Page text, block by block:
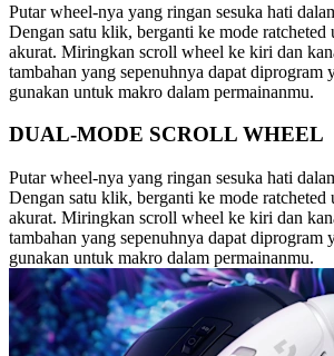
Putar wheel-nya yang ringan sesuka hati
Dengan satu klik, berganti ke mode
akurat. Miringkan scroll wheel ke kiri dan
tambahan yang sepenuhnya dapat diprogram
gunakan untuk makro dalam permainanmu.
DUAL-MODE SCROLL WHEEL
Putar wheel-nya yang ringan sesuka hati
Dengan satu klik, berganti ke mode
akurat. Miringkan scroll wheel ke kiri dan
tambahan yang sepenuhnya dapat diprogram
gunakan untuk makro dalam permainanmu.